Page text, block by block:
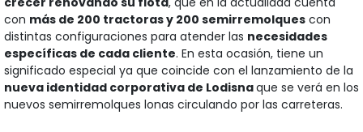
con más de 200 tractoras y 200 semirremolques con
distintas configuraciones para atender las necesidades
específicas de cada cliente. En esta ocasión, tiene un
significado especial ya que coincide con el lanzamiento de la
nueva identidad corporativa de Lodisnaque se verá en los
nuevos semirremolques lonas circulando por las carreteras.